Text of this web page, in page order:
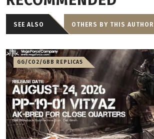
SEE ALSO OTHERS BY THIS AUTHOR
GG/CO2/GBB REPLICAS